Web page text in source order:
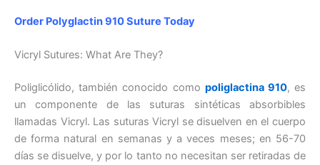
Order Polyglactin 910 Suture Today
Vicryl Sutures: What Are They?
Poliglicólido, también conocido como poliglactina 910, es
un componente de las suturas sintéticas absorbibles
llamadas Vicryl. Las suturas Vicryl se disuelven en el cuerpo
de forma natural en semanas y a veces meses; en 56-70
días se disuelve, y por lo tanto no necesitan ser retiradas de